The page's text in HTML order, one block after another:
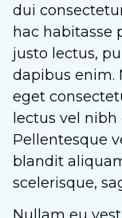
dui
hac habitasse
justo lectus,
dapibus enim.
eget
lectus vel
Pellentesque
blandit
scelerisque,